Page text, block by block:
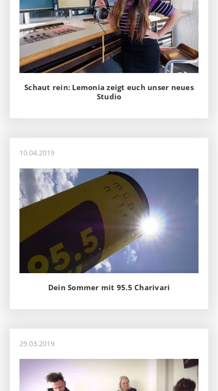
Schaut rein: Lemonia zeigt euch unser neues
Studio
10.04.2019
Dein Sommer mit 95.5 Charivari
29.03.2019